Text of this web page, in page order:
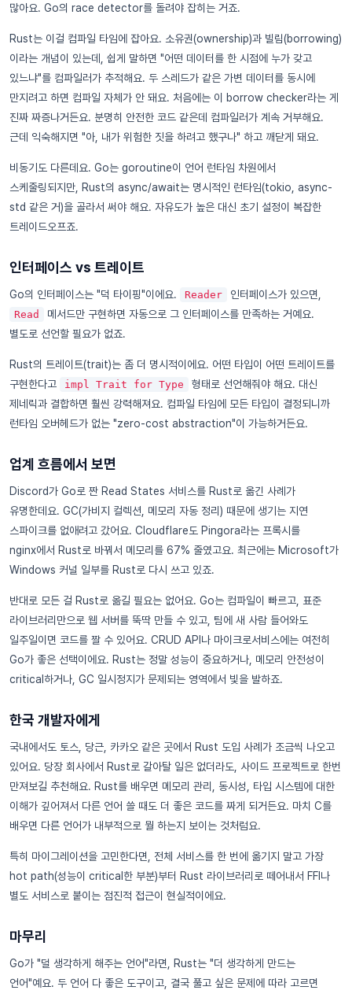
많아요. Go의 race detector를 돌려야 잡히는 거죠.
Rust는 이걸 컴파일 타임에 잡아요. 소유권(ownership)과 빌림(borrowing)
이라는 개념이 있는데, 쉽게 말하면 "어떤 데이터를 한 시점에 누가 갖고
있느냐"를 컴파일러가 추적해요. 두 스레드가 같은 가변 데이터를 동시에
만지려고 하면 컴파일 자체가 안 돼요. 처음에는 이 borrow checker라는 게
진짜 짜증나거든요. 분명히 안전한 코드 같은데 컴파일러가 계속 거부해요.
근데 익숙해지면 "아, 내가 위험한 짓을 하려고 했구나" 하고 깨닫게 돼요.
비동기도 다른데요. Go는 goroutine이 언어 런타임 차원에서
스케줄링되지만, Rust의 async/await는 명시적인 런타임(tokio, async-
std 같은 거)을 골라서 써야 해요. 자유도가 높은 대신 초기 설정이 복잡한
트레이드오프죠.
인터페이스 vs 트레이트
Go의 인터페이스는 "덕 타이핑"이에요. Reader 인터페이스가 있으면,
Read
메서드만 구현하면 자동으로 그 인터페이스를 만족하는 거예요.
별도로 선언할 필요가 없죠.
Rust의 트레이트(trait)는 좀 더 명시적이에요. 어떤 타입이 어떤 트레이트를
구현한다고
impl Trait for Type
형태로 선언해줘야 해요. 대신
제네릭과 결합하면 훨씬 강력해져요. 컴파일 타임에 모든 타입이 결정되니까
런타임 오버헤드가 없는 "zero-cost abstraction"이 가능하거든요.
업계 흐름에서 보면
Discord가 Go로 짠 Read States 서비스를 Rust로 옮긴 사례가
유명한데요. GC(가비지 컬렉션, 메모리 자동 정리) 때문에 생기는 지연
스파이크를 없애려고 갔어요. Cloudflare도 Pingora라는 프록시를
nginx에서 Rust로 바꿔서 메모리를 67% 줄였고요. 최근에는 Microsoft가
Windows 커널 일부를 Rust로 다시 쓰고 있죠.
반대로 모든 걸 Rust로 옮길 필요는 없어요. Go는 컴파일이 빠르고, 표준
라이브러리만으로 웹 서버를 뚝딱 만들 수 있고, 팀에 새 사람 들어와도
일주일이면 코드를 짤 수 있어요. CRUD API나 마이크로서비스에는 여전히
Go가 좋은 선택이에요. Rust는 정말 성능이 중요하거나, 메모리 안전성이
critical하거나, GC 일시정지가 문제되는 영역에서 빛을 발하죠.
한국 개발자에게
국내에서도 토스, 당근, 카카오 같은 곳에서 Rust 도입 사례가 조금씩 나오고
있어요. 당장 회사에서 Rust로 갈아탈 일은 없더라도, 사이드 프로젝트로 한번
만져보길 추천해요. Rust를 배우면 메모리 관리, 동시성, 타입 시스템에 대한
이해가 깊어져서 다른 언어 쓸 때도 더 좋은 코드를 짜게 되거든요. 마치 C를
배우면 다른 언어가 내부적으로 뭘 하는지 보이는 것처럼요.
특히 마이그레이션을 고민한다면, 전체 서비스를 한 번에 옮기지 말고 가장
hot path(성능이 critical한 부분)부터 Rust 라이브러리로 떼어내서 FFI나
별도 서비스로 붙이는 점진적 접근이 현실적이에요.
마무리
Go가 "덜 생각하게 해주는 언어"라면, Rust는 "더 생각하게 만드는
언어"예요. 두 언어 다 좋은 도구이고, 결국 풀고 싶은 문제에 따라 고르면